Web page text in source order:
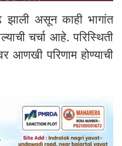
झाली असून काही भागांत
चर्चा आहे. परिस्थिती
आणखी परिणाम होण्याची